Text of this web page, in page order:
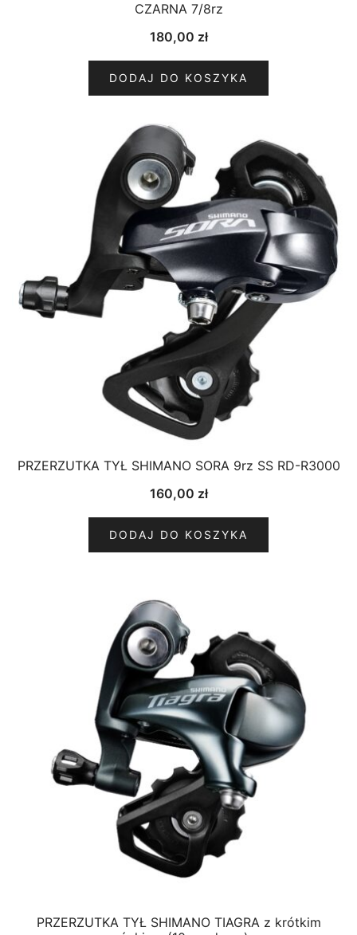
CZARNA 7/8rz
180,00 zł
DODAJ DO KOSZYKA
PRZERZUTKA TYŁ SHIMANO SORA 9rz SS RD-R3000
160,00 zł
DODAJ DO KOSZYKA
PRZERZUTKA TYŁ SHIMANO TIAGRA z krótkim